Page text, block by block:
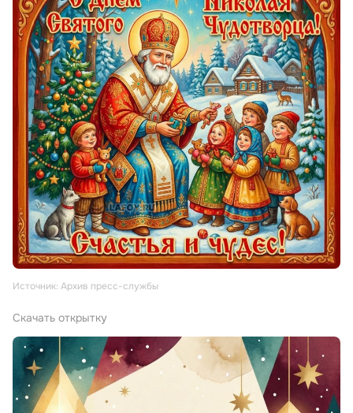
Источник: Архив пресс-службы
Скачать открытку